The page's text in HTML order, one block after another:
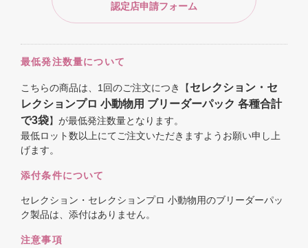
認定店申請フォーム
最低発注数量について
こちらの商品は、1回のご注文につき【セレクション・セ
レクションプロ 小動物用 ブリーダーパック 各種合計
で3袋】が最低発注数量となります。
最低ロット数以上にてご注文いただきますようお願い申し上
げます。
添付条件について
セレクション・セレクションプロ 小動物用のブリーダーパッ
ク製品は、添付はありません。
注意事項